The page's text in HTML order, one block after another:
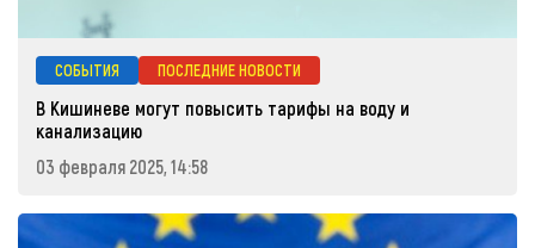
СОБЫТИЯ ПОСЛЕДНИЕ НОВОСТИ
В Кишиневе могут повысить тарифы на воду и
канализацию
03 февраля 2025, 14:58